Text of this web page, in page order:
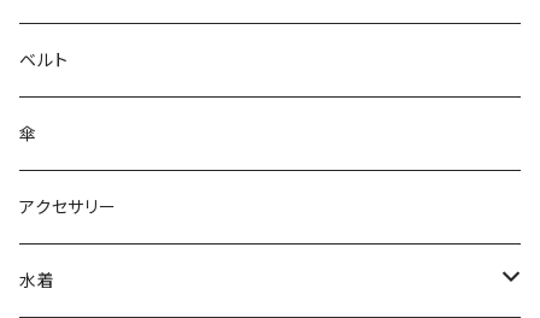
ベルト
傘
アクセサリー
水着